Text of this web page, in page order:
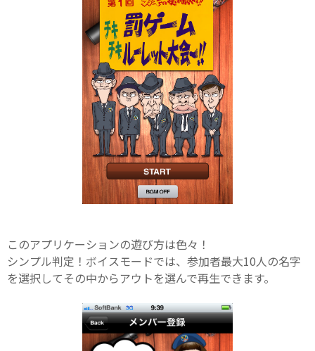
このアプリケーションの遊び方は色々！
シンプル判定！ボイスモードでは、参加者最大10人の名字
を選択してその中からアウトを選んで再生できます。